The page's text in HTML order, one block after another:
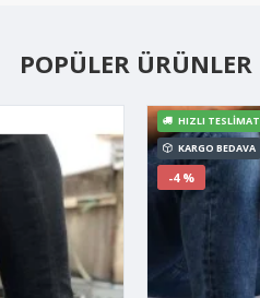
POPÜLER ÜRÜNLER
KARGO BEDAVA
HIZLI TESLIMAT
-4 %